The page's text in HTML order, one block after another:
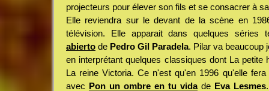
projecteurs pour élever son fils et se consacrer à
Elle reviendra sur le devant de la scène en
télévision. Elle apparait dans quelques séries
abierto de Pedro Gil Paradela. Pilar va beaucoup
en interprétant quelques classiques dont La petite
La reine Victoria. Ce n'est qu'en 1996 qu'elle
avec Pon un ombre en tu vidade Eva Lesmes